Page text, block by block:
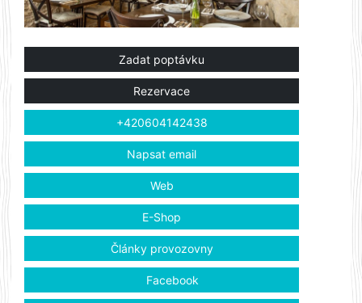
Zadat poptávku
Rezervace
+420604142438
Napsat email
Web
E-Shop
Články provozovny
Facebook